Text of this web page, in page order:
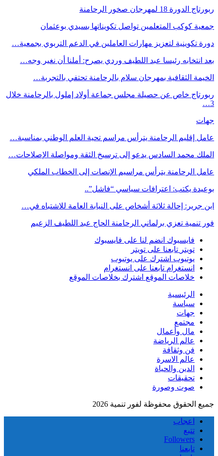
ربورتاج الدورة 18 لمهرجان صخور الرحامنة
جمعية كوكب المتعلمين تواصل تكويناتها بسيدي بوعثمان
دورة تكوينية لتعزيز مهارات العاملين في الدعم التربوي بجمعية…
بعد انتخابه رئيسا عبد اللطيف وردي يصرح: أملنا أن نغير وجه…
الخيمة الثقافية بمهرجان سلام بالرحامنة تحتفي بالتجربة…
ربورتاج خاص عن حصيلة مجلس جماعة أولاد إملول بالرحامنة خلال
3…
جهات
عامل إقليم الرحامنة يترأس مراسم تحية العلم الوطني بمناسبة…
الملك محمد السادس يدعو إلى ترسيخ الثقة ومواصلة الإصلاحات…
عامل الرحامنة يترأس مراسيم الإنصات إلى الخطاب الملكي
بوعيدة يكتب: اعترافات سياسي “فاشل”..
ابن جرير: إحالة ثلاثة أشخاص على النيابة العامة للاشتباه في…
فور تنمية تعزي برلماني الرحامنة الحاج عبد اللطيف الزعيم
فايسبوك انضم لنا على فايسبوك
تويتر تابعنا على تويتر
يوتيوب اشترك على يوتيوب
انستغرام تابعنا على انستغرام
خلاصات الموقع اشترك بخلاصات الموقع
الرئيسية
سياسة
جهات
مجتمع
مال وأعمال
عالم الرياضة
فن وثقافة
عالم الاسرة
الدين والحياة
تحقيقات
صوت وصورة
جميع الحقوق محفوظة لفور تنمية 2026
اعجاب
تتبع
Followers
تابعنا